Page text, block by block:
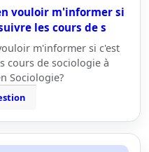
vouloir m'informer si
les cours de s
m'informer si c'est
cours de sociologie à
Sociologie?